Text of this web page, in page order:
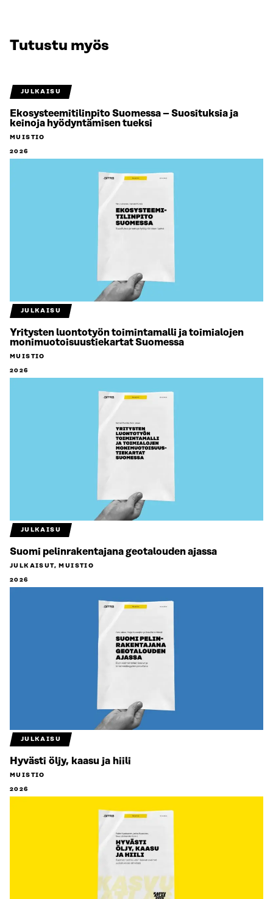
Tutustu myös
JULKAISU
Ekosysteemitilinpito Suomessa – Suosituksia ja
keinoja hyödyntämisen tueksi
MUISTIO
2026
JULKAISU
Yritysten luontotyön toimintamalli ja toimialojen
monimuotoisuustiekartat Suomessa
MUISTIO
2026
JULKAISU
Suomi pelinrakentajana geotalouden ajassa
JULKAISUT, MUISTIO
2026
JULKAISU
Hyvästi öljy, kaasu ja hiili
MUISTIO
2026